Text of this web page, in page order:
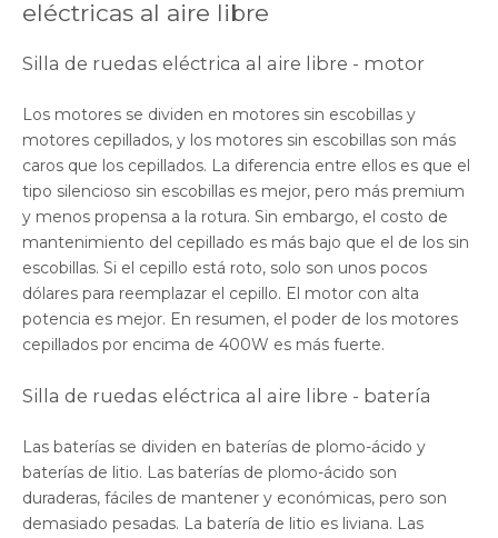
eléctricas al aire libre
Silla de ruedas eléctrica al aire libre - motor
Los motores se dividen en motores sin escobillas y
motores cepillados, y los motores sin escobillas son más
caros que los cepillados. La diferencia entre ellos es que el
tipo silencioso sin escobillas es mejor, pero más premium
y menos propensa a la rotura. Sin embargo, el costo de
mantenimiento del cepillado es más bajo que el de los sin
escobillas. Si el cepillo está roto, solo son unos pocos
dólares para reemplazar el cepillo. El motor con alta
potencia es mejor. En resumen, el poder de los motores
cepillados por encima de 400W es más fuerte.
Silla de ruedas eléctrica al aire libre - batería
Las baterías se dividen en baterías de plomo-ácido y
baterías de litio. Las baterías de plomo-ácido son
duraderas, fáciles de mantener y económicas, pero son
demasiado pesadas. La batería de litio es liviana. Las